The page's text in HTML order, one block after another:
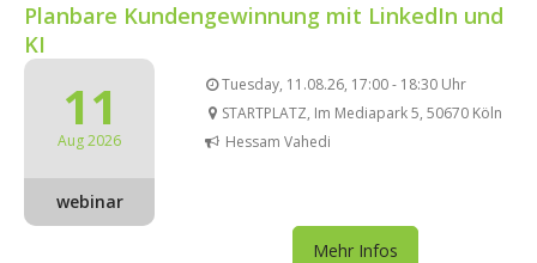
Planbare Kundengewinnung mit LinkedIn und
KI
11
Aug 2026
webinar
Tuesday, 11.08.26, 17:00 - 18:30 Uhr
STARTPLATZ, Im Mediapark 5, 50670 Köln
Hessam Vahedi
Mehr Infos